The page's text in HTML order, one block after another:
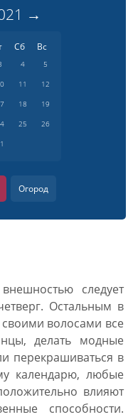
→
Сб Вс
4
5
11
12
18
19
25
26
Огород
следует
Остальным в
волосами все
делать модные
перекрашиваться в
календарю, любые
влияют
способности.